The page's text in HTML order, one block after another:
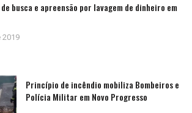
busca e apreensão por lavagem de dinheiro em
2019
Princípio de incêndio mobiliza Bombeiros e
Polícia Militar em Novo Progresso